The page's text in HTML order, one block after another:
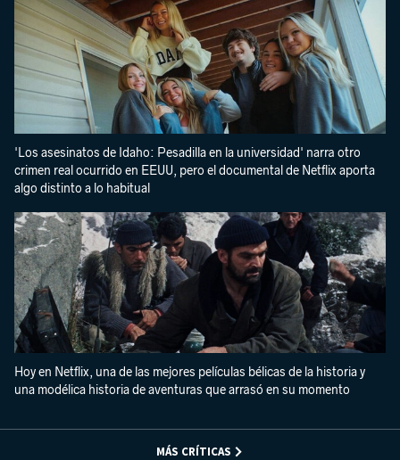
'Los asesinatos de Idaho: Pesadilla en la universidad' narra otro
crimen real ocurrido en EEUU, pero el documental de Netflix aporta
algo distinto a lo habitual
Hoy en Netflix, una de las mejores películas bélicas de la historia y
una modélica historia de aventuras que arrasó en su momento
MÁS CRÍTICAS